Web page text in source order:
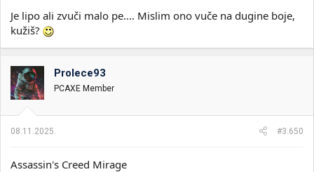
Je lipo ali zvuči malo pe.... Mislim ono vuče na dugine boje,
kužiš?
Prolece93
PCAXE Member
08.11.2025. #3.650
Assassin's Creed Mirage